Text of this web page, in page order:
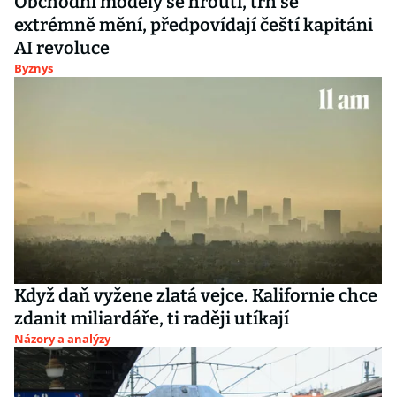
extrémně mění, předpovídají čeští kapitáni
AI revoluce
Byznys
Když daň vyžene zlatá vejce. Kalifornie chce
zdanit miliardáře, ti raději utíkají
Názory a analýzy